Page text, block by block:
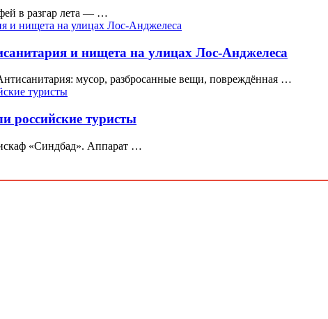
в разгар лета — …
и нищета на улицах Лос-Анджелеса
мусор, разбросанные вещи, повреждённая …
российские туристы
«Синдбад». Аппарат …